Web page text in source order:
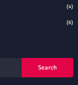
(4)
(6)